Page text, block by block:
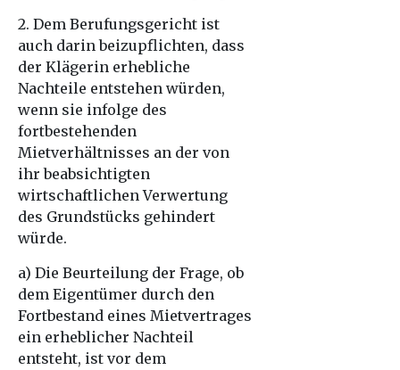
2. Dem Berufungsgericht ist
auch darin beizupflichten, dass
der Klägerin erhebliche
Nachteile entstehen würden,
wenn sie infolge des
fortbestehenden
Mietverhältnisses an der von
ihr beabsichtigten
wirtschaftlichen Verwertung
des Grundstücks gehindert
würde.
a) Die Beurteilung der Frage, ob
dem Eigentümer durch den
Fortbestand eines Mietvertrages
ein erheblicher Nachteil
entsteht, ist vor dem